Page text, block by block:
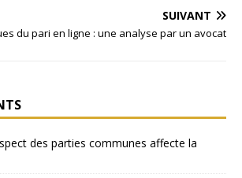
SUIVANT
du pari en ligne : une analyse par un avocat
des parties communes affecte la